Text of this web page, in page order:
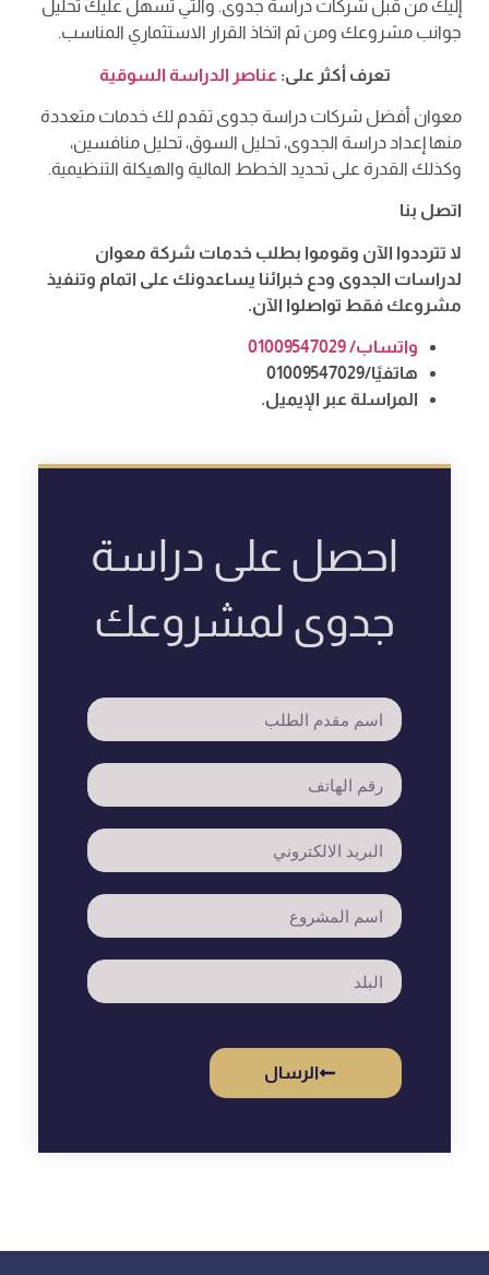
إليك من قبل شركات دراسة جدوى. والتي تسهل عليك تحليل
جوانب مشروعك ومن ثم اتخاذ القرار الاستثماري المناسب.
تعرف أكثر على: عناصر الدراسة السوقية
معوان أفضل شركات دراسة جدوى تقدم لك خدمات متعددة
منها إعداد دراسة الجدوى، تحليل السوق، تحليل منافسين،
وكذلك القدرة على تحديد الخطط المالية والهيكلة التنظيمية.
اتصل بنا
لا تترددوا الآن وقوموا بطلب خدمات شركة معوان
لدراسات الجدوى ودع خبرائنا يساعدونك على اتمام وتنفيذ
مشروعك فقط تواصلوا الآن.
واتساب/ 01009547029
هاتفيًا/01009547029
المراسلة عبر الإيميل.
احصل على دراسة
جدوى لمشروعك
الرسال